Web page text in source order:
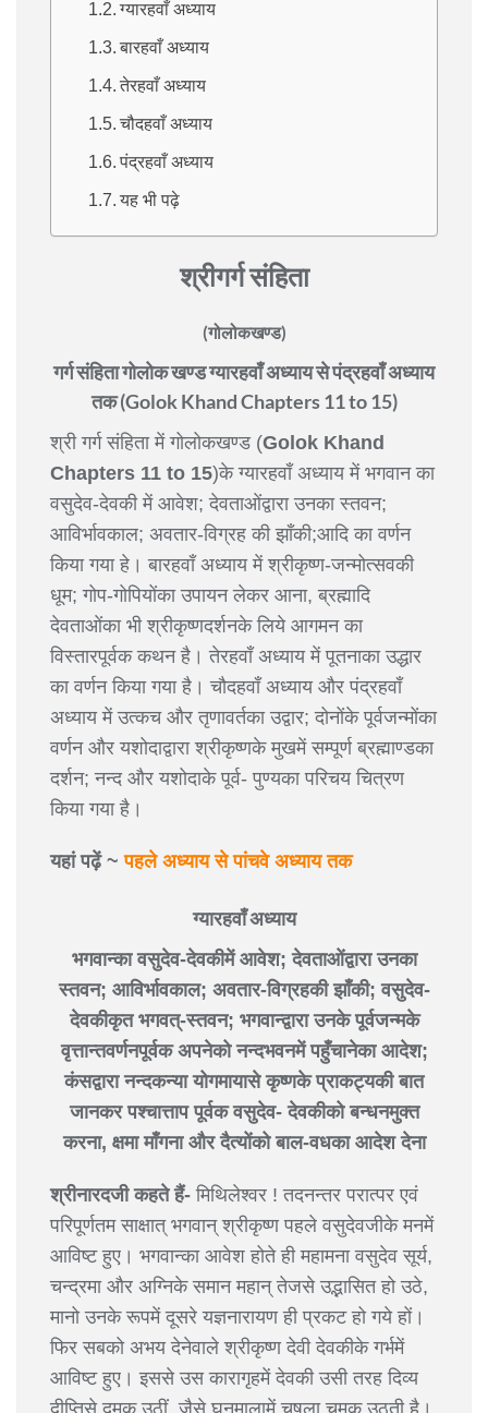
ग्यारहवाँ अध्याय
बारहवाँ अध्याय
तेरहवाँ अध्याय
चौदहवाँ अध्याय
पंद्रहवाँ अध्याय
यह भी पढ़े
श्रीगर्ग संहिता
(गोलोकखण्ड)
गर्ग संहिता गोलोक खण्ड ग्यारहवाँ अध्याय से पंद्रहवाँ अध्याय
तक (Golok Khand Chapters 11 to 15)
श्री गर्ग संहिता में गोलोकखण्ड (Golok Khand
Chapters 11 to 15)के ग्यारहवाँ अध्याय में भगवान का
वसुदेव-देवकी में आवेश; देवताओंद्वारा उनका स्तवन;
आविर्भावकाल; अवतार-विग्रह की झाँकी;आदि का वर्णन
किया गया हे। बारहवाँ अध्याय में श्रीकृष्ण-जन्मोत्सवकी
धूम; गोप-गोपियोंका उपायन लेकर आना, ब्रह्मादि
देवताओंका भी श्रीकृष्णदर्शनके लिये आगमन का
विस्तारपूर्वक कथन है। तेरहवाँ अध्याय में पूतनाका उद्धार
का वर्णन किया गया है। चौदहवाँ अध्याय और पंद्रहवाँ
अध्याय में उत्कच और तृणावर्तका उद्वार; दोनोंके पूर्वजन्मोंका
वर्णन और यशोदाद्वारा श्रीकृष्णके मुखमें सम्पूर्ण ब्रह्माण्डका
दर्शन; नन्द और यशोदाके पूर्व- पुण्यका परिचय चित्रण
किया गया है।
यहां पढ़ें ~पहले अध्याय से पांचवे अध्याय तक
ग्यारहवाँ अध्याय
भगवान्का वसुदेव-देवकीमें आवेश; देवताओंद्वारा उनका
स्तवन; आविर्भावकाल; अवतार-विग्रहकी झाँकी; वसुदेव-
देवकीकृत भगवत्-स्तवन; भगवान्द्वारा उनके पूर्वजन्मके
वृत्तान्तवर्णनपूर्वक अपनेको नन्दभवनमें पहुँचानेका आदेश;
कंसद्वारा नन्दकन्या योगमायासे कृष्णके प्राकट्यकी बात
जानकर पश्चात्ताप पूर्वक वसुदेव- देवकीको बन्धनमुक्त
करना, क्षमा माँगना और दैत्योंको बाल-वधका आदेश देना
श्रीनारदजी कहते हैं- मिथिलेश्वर ! तदनन्तर परात्पर एवं
परिपूर्णतम साक्षात् भगवान् श्रीकृष्ण पहले वसुदेवजीके मनमें
आविष्ट हुए। भगवान्का आवेश होते ही महामना वसुदेव सूर्य,
चन्द्रमा और अग्निके समान महान् तेजसे उद्भासित हो उठे,
मानो उनके रूपमें दूसरे यज्ञनारायण ही प्रकट हो गये हों।
फिर सबको अभय देनेवाले श्रीकृष्ण देवी देवकीके गर्भमें
आविष्ट हुए। इससे उस कारागृहमें देवकी उसी तरह दिव्य